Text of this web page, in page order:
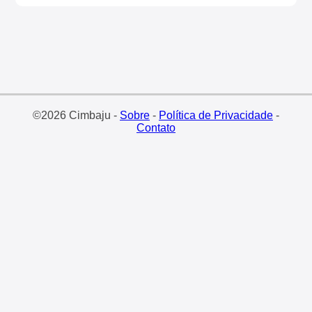
©2026 Cimbaju - Sobre- Política de Privacidade-
Contato